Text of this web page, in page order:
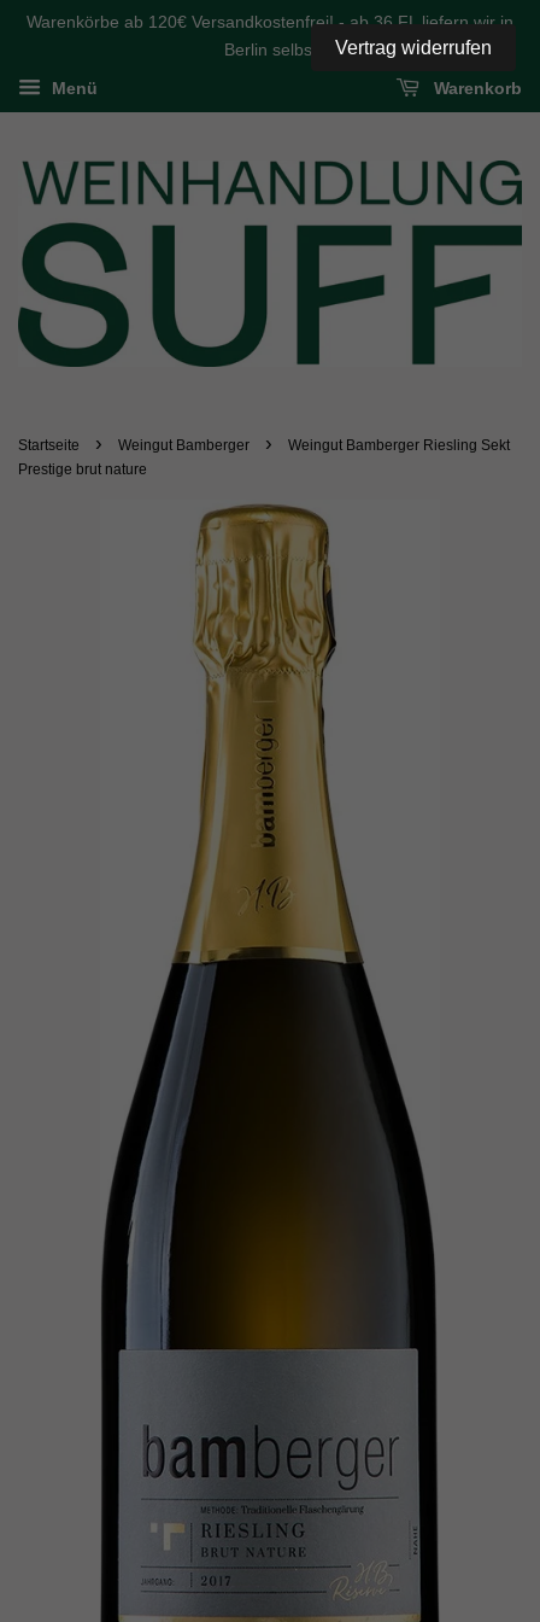
Warenkörbe ab 120€ Versandkostenfrei! - ab 36 FL liefern wir in
Berlin selbst
Menü Warenkorb
Startseite › Weingut Bamberger ›
Weingut Bamberger Riesling Sekt
Prestige brut nature
Vertrag widerrufen